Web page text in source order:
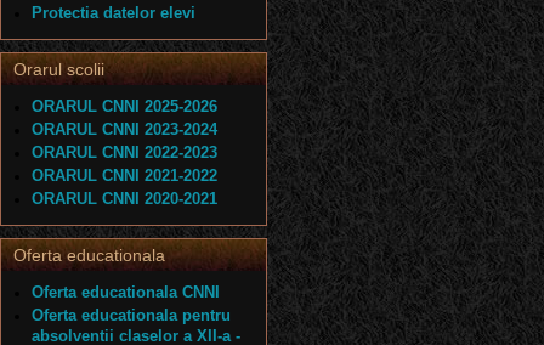
Protectia datelor elevi
Orarul scolii
ORARUL CNNI 2025-2026
ORARUL CNNI 2023-2024
ORARUL CNNI 2022-2023
ORARUL CNNI 2021-2022
ORARUL CNNI 2020-2021
Oferta educationala
Oferta educationala CNNI
Oferta educationala pentru
absolventii claselor a XII-a -